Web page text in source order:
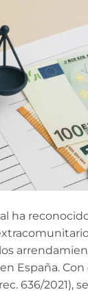
ha
España.
636/2021),